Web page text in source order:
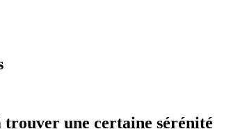
une certaine sérénité